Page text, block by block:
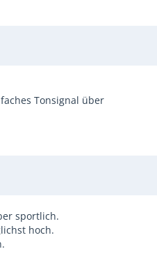
Tonsignal über
sportlich.
hoch.